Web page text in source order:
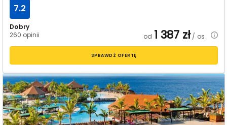
Dobry
260 opinii
7.2
od 1 387 zł/ os.
SPRAWDŹ OFERTĘ